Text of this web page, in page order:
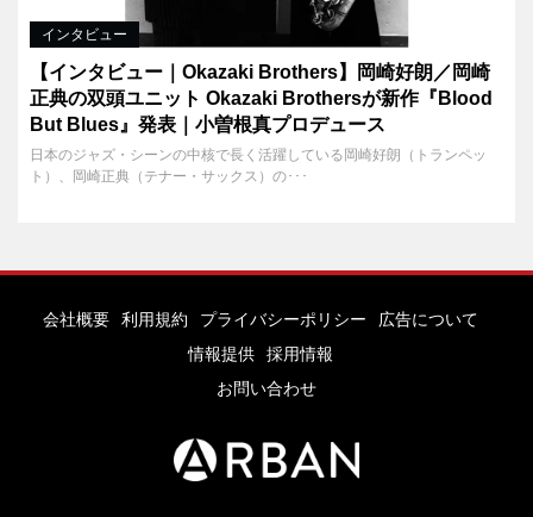
インタビュー
【インタビュー｜Okazaki Brothers】岡崎好朗／岡崎
正典の双頭ユニット Okazaki Brothersが新作『Blood
But Blues』発表｜小曽根真プロデュース
日本のジャズ・シーンの中核で長く活躍している岡崎好朗（トランペッ
ト）、岡崎正典（テナー・サックス）の･･･
会社概要 利用規約 プライバシーポリシー
広告について
情報提供
採用情報
お問い合わせ